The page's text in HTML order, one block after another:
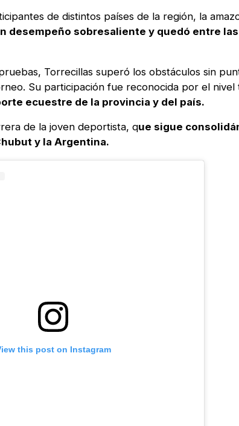
de distintos países de la región, la
desempeño sobresaliente y quedó entre
Torrecillas superó los obstáculos sin
Su participación fue reconocida por el nivel
ecuestre de la provincia y del país.
de la joven deportista, que sigue
y la Argentina.
this post on Instagram